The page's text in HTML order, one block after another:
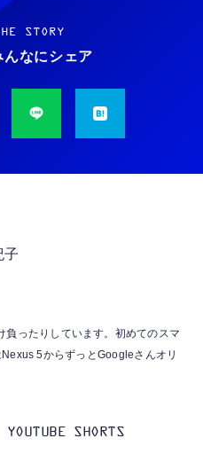
ヤホン マイク付き HiFi音質
音 遅延なし
イヤホン 寝ホン type-c 有線
【音質強化バージョン
レゾ音質】 内蔵DAC 遅延な
音量調節対応
イヤホンジャック ライ
ン 変換 MFI認証 4極 内蔵
ヤホン 寝ながら 痛くない 超
たん ワラシ 改 KAI
ト（コミュニケーションロボッ
ーションロボット BAKETAN
たん ワラシ 桃 MOMO
ト 】lopeto AI robot チャー
き ロペット 充電ベース付き
STORY
んなにシェア
子
負ったりしています。初めてのスマ
5からずっとGoogleさんオリ